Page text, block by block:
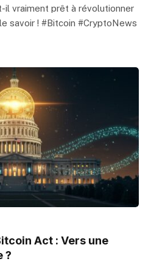
il vraiment prêt à révolutionner
savoir ! #Bitcoin #CryptoNews
Act : Vers une
?